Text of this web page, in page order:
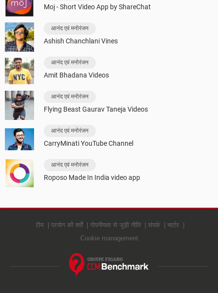
Moj - Short Video App by ShareChat
आनंद एवं मनोरंजन
Ashish Chanchlani Vines
आनंद एवं मनोरंजन
Amit Bhadana Videos
आनंद एवं मनोरंजन
Flying Beast Gaurav Taneja Videos
आनंद एवं मनोरंजन
CarryMinati YouTube Channel
आनंद एवं मनोरंजन
Roposo Made In India video app
टीम प्रयोग की शर्तें गोपनीयता से जुड़ी नीति संपर्क
चार्टर
Cookie management